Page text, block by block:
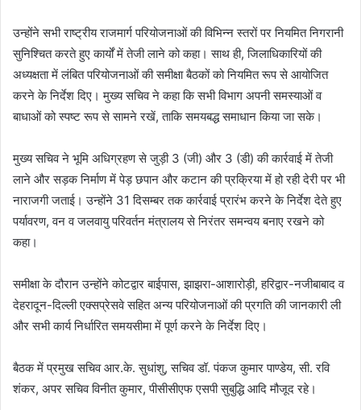
उन्होंने सभी राष्ट्रीय राजमार्ग परियोजनाओं की विभिन्न स्तरों पर नियमित निगरानी
सुनिश्चित करते हुए कार्यों में तेजी लाने को कहा। साथ ही, जिलाधिकारियों की
अध्यक्षता में लंबित परियोजनाओं की समीक्षा बैठकों को नियमित रूप से आयोजित
करने के निर्देश दिए। मुख्य सचिव ने कहा कि सभी विभाग अपनी समस्याओं व
बाधाओं को स्पष्ट रूप से सामने रखें, ताकि समयबद्ध समाधान किया जा सके।
मुख्य सचिव ने भूमि अधिग्रहण से जुड़ी 3 (जी) और 3 (डी) की कार्रवाई में तेजी
लाने और सड़क निर्माण में पेड़ छपान और कटान की प्रक्रिया में हो रही देरी पर भी
नाराजगी जताई। उन्होंने 31 दिसम्बर तक कार्रवाई प्रारंभ करने के निर्देश देते हुए
पर्यावरण, वन व जलवायु परिवर्तन मंत्रालय से निरंतर समन्वय बनाए रखने को
कहा।
समीक्षा के दौरान उन्होंने कोटद्वार बाईपास, झाझरा-आशारोड़ी, हरिद्वार-नजीबाबाद व
देहरादून-दिल्ली एक्सप्रेसवे सहित अन्य परियोजनाओं की प्रगति की जानकारी ली
और सभी कार्य निर्धारित समयसीमा में पूर्ण करने के निर्देश दिए।
बैठक में प्रमुख सचिव आर.के. सुधांशु, सचिव डॉ. पंकज कुमार पाण्डेय, सी. रवि
शंकर, अपर सचिव विनीत कुमार, पीसीसीएफ एसपी सुबुद्धि आदि मौजूद रहे।